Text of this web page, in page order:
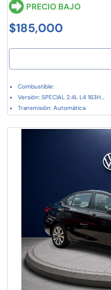
PRECIO BAJO
$185,000
Combustible:
Versión: SPECIAL 2.4L L4 163H...
Transmisión: Automática